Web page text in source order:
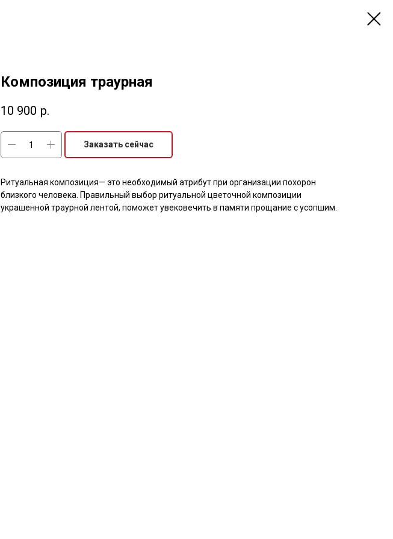
Композиция траурная
10 900 р.
Заказать сейчас
Ритуальная композиция— это необходимый атрибут при организации похорон
близкого человека. Правильный выбор ритуальной цветочной композиции
украшенной траурной лентой, поможет увековечить в памяти прощание с усопшим.